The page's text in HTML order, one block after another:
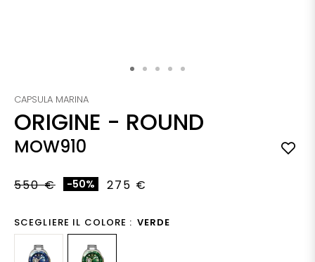
CAPSULA MARINA
ORIGINE - ROUND
MOW910
550 € -50% 275 €
SCEGLIERE IL COLORE : VERDE